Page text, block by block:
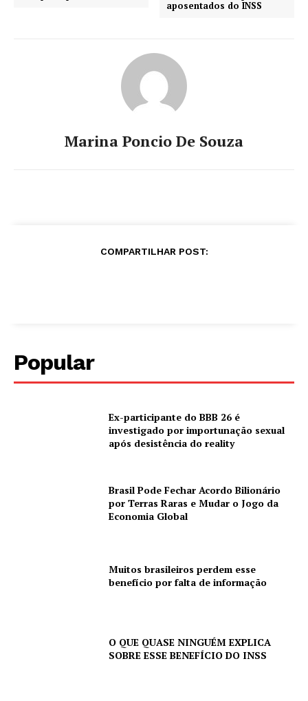
aposentados do INSS
Marina Poncio De Souza
COMPARTILHAR POST:
Popular
Ex-participante do BBB 26 é
investigado por importunação sexual
após desistência do reality
Brasil Pode Fechar Acordo Bilionário
por Terras Raras e Mudar o Jogo da
Economia Global
Muitos brasileiros perdem esse
benefício por falta de informação
O QUE QUASE NINGUÉM EXPLICA
SOBRE ESSE BENEFÍCIO DO INSS